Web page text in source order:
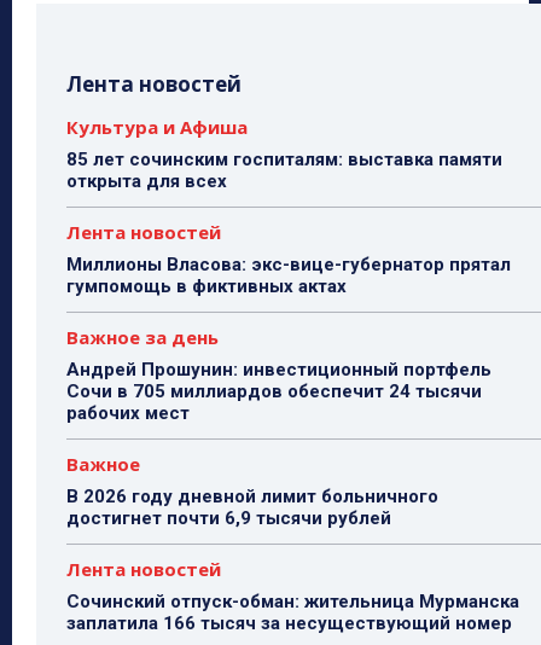
Лента новостей
Культура и Афиша
85 лет сочинским госпиталям: выставка памяти
открыта для всех
Лента новостей
Миллионы Власова: экс-вице-губернатор прятал
гумпомощь в фиктивных актах
Важное за день
Андрей Прошунин: инвестиционный портфель
Сочи в 705 миллиардов обеспечит 24 тысячи
рабочих мест
Важное
В 2026 году дневной лимит больничного
достигнет почти 6,9 тысячи рублей
Лента новостей
Сочинский отпуск-обман: жительница Мурманска
заплатила 166 тысяч за несуществующий номер